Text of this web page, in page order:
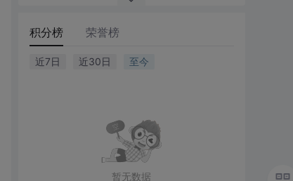
积分榜 荣誉榜
近7日 近30日 至今
暂无数据